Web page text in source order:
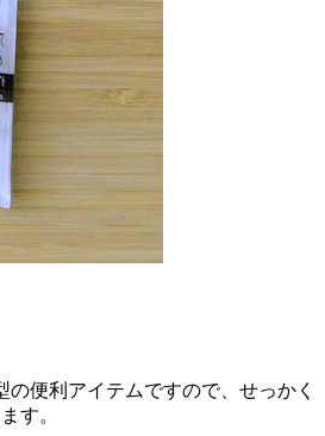
便利アイテムですので、せっかく
す。